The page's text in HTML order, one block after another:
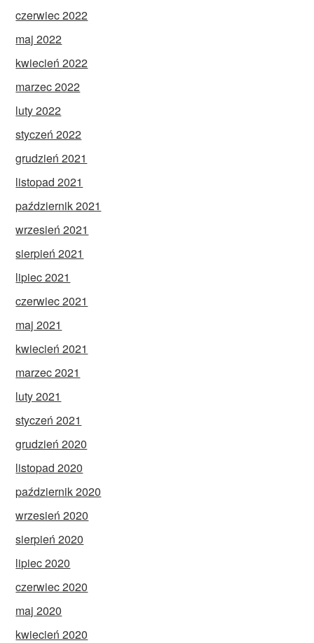
czerwiec 2022
maj 2022
kwiecień 2022
marzec 2022
luty 2022
styczeń 2022
grudzień 2021
listopad 2021
październik 2021
wrzesień 2021
sierpień 2021
lipiec 2021
czerwiec 2021
maj 2021
kwiecień 2021
marzec 2021
luty 2021
styczeń 2021
grudzień 2020
listopad 2020
październik 2020
wrzesień 2020
sierpień 2020
lipiec 2020
czerwiec 2020
maj 2020
kwiecień 2020